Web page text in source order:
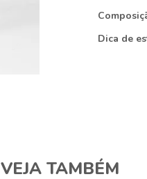
Dica de
VEJA TAMBÉM